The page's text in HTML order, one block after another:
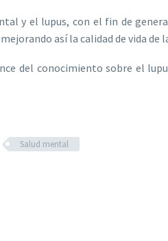
y el lupus, con el fin de
así la calidad de vida de
del conocimiento sobre el
Salud mental